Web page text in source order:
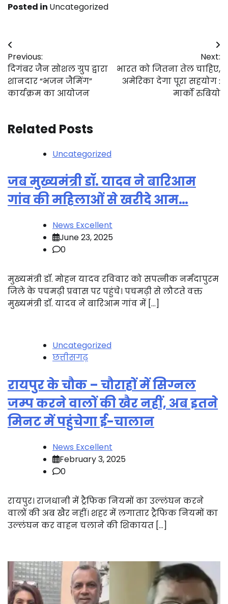
Posted in Uncategorized
Post
navigation
Previous:
दिगंबर जैन सोशल ग्रुप द्वारा
शानदार “भजन जैमिंग”
कार्यक्रम का आयोजन
Next:
भारत को जितना तेल चाहिए,
अमेरिका देगा पूरा सहयोग :
मार्को रुबियो
Related Posts
Uncategorized
जब मुख्यमंत्री डॉ. यादव ने बारिआम
गांव की महिलाओं से खरीदे आम…
News Excellent
June 23, 2025
0
मुख्यमंत्री डॉ. मोहन यादव रविवार को सपत्नीक नर्मदापुरम
जिले के पचमढ़ी प्रवास पर पहुंचे। पचमढ़ी से लौटते वक्त
मुख्यमंत्री डॉ. यादव ने बारिआम गांव में […]
Uncategorized
छत्तीसगढ़
रायपुर के चौक – चौराहों में सिग्नल
जम्प करने वालों की खैर नहीं, अब इतने
मिनट में पहुंचेगा ई-चालान
News Excellent
February 3, 2025
0
रायपुर। राजधानी में ट्रैफिक नियमों का उल्लंघन करने
वालों की अब खैर नहीं। शहर में लगातार ट्रैफिक नियमों का
उल्लंघन कर वाहन चलाने की शिकायत […]